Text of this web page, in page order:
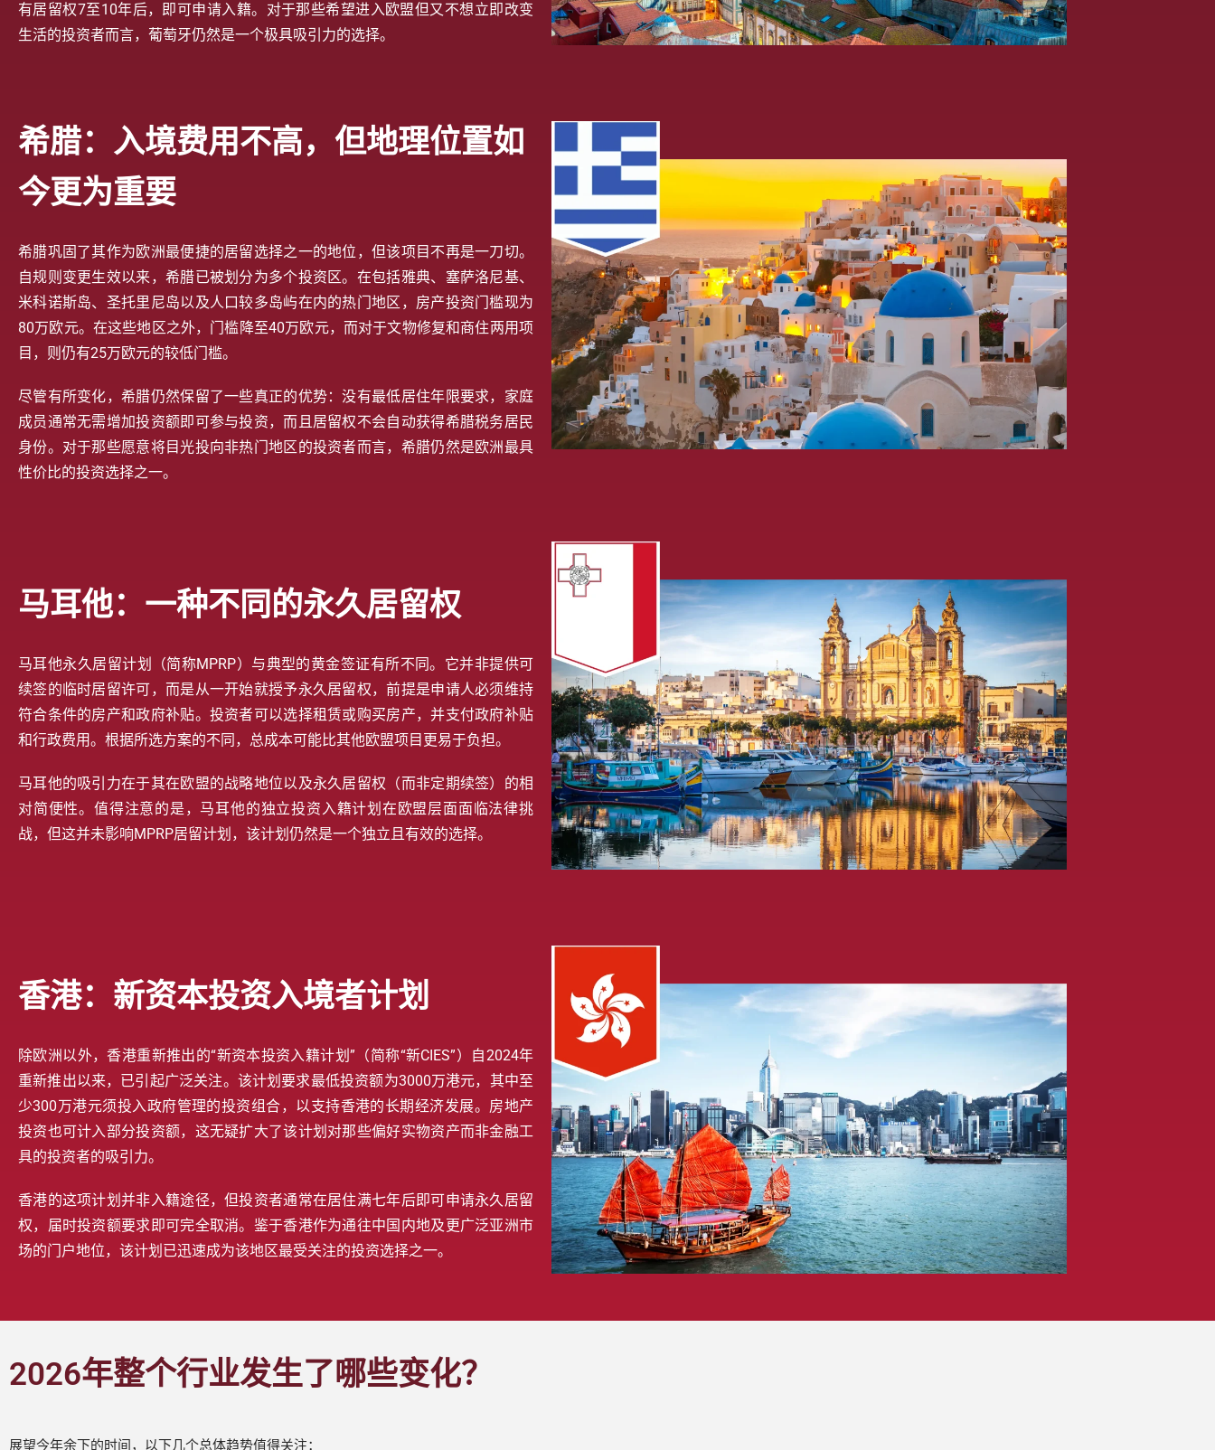
有居留权7至10年后，即可申请入籍。对于那些希望进入欧盟但又不想立即改变
生活的投资者而言，葡萄牙仍然是一个极具吸引力的选择。
希腊：入境费用不高，但地理位置如
今更为重要
希腊巩固了其作为欧洲最便捷的居留选择之一的地位，但该项目不再是一刀切。
自规则变更生效以来，希腊已被划分为多个投资区。在包括雅典、塞萨洛尼基、
米科诺斯岛、圣托里尼岛以及人口较多岛屿在内的热门地区，房产投资门槛现为
80万欧元。在这些地区之外，门槛降至40万欧元，而对于文物修复和商住两用项
目，则仍有25万欧元的较低门槛。
尽管有所变化，希腊仍然保留了一些真正的优势：没有最低居住年限要求，家庭
成员通常无需增加投资额即可参与投资，而且居留权不会自动获得希腊税务居民
身份。对于那些愿意将目光投向非热门地区的投资者而言，希腊仍然是欧洲最具
性价比的投资选择之一。
马耳他：一种不同的永久居留权
马耳他永久居留计划（简称MPRP）与典型的黄金签证有所不同。它并非提供可
续签的临时居留许可，而是从一开始就授予永久居留权，前提是申请人必须维持
符合条件的房产和政府补贴。投资者可以选择租赁或购买房产，并支付政府补贴
和行政费用。根据所选方案的不同，总成本可能比其他欧盟项目更易于负担。
马耳他的吸引力在于其在欧盟的战略地位以及永久居留权（而非定期续签）的相
对简便性。值得注意的是，马耳他的独立投资入籍计划在欧盟层面面临法律挑
战，但这并未影响MPRP居留计划，该计划仍然是一个独立且有效的选择。
香港：新资本投资入境者计划
除欧洲以外，香港重新推出的“新资本投资入籍计划”（简称“新CIES”）自2024年
重新推出以来，已引起广泛关注。该计划要求最低投资额为3000万港元，其中至
少300万港元须投入政府管理的投资组合，以支持香港的长期经济发展。房地产
投资也可计入部分投资额，这无疑扩大了该计划对那些偏好实物资产而非金融工
具的投资者的吸引力。
香港的这项计划并非入籍途径，但投资者通常在居住满七年后即可申请永久居留
权，届时投资额要求即可完全取消。鉴于香港作为通往中国内地及更广泛亚洲市
场的门户地位，该计划已迅速成为该地区最受关注的投资选择之一。
2026年整个行业发生了哪些变化？
展望今年余下的时间，以下几个总体趋势值得关注：